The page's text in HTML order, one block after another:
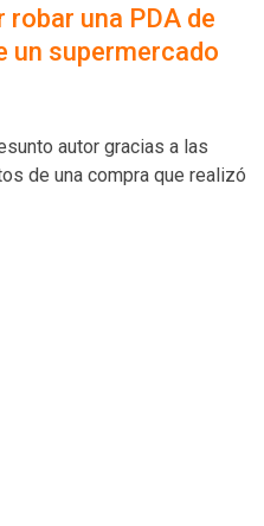
robar una PDA de
un supermercado
autor gracias a las
de una compra que realizó